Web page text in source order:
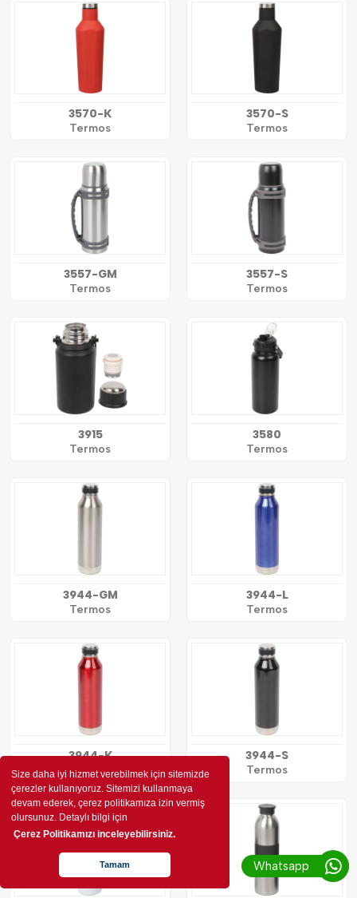
Size daha iyi hizmet verebilmek için sitemizde
çerezler kullanıyoruz. Sitemizi kullanmaya
devam ederek, çerez politikamıza izin vermiş
olursunuz. Detaylı bilgi için
Çerez Politikamızı inceleyebilirsiniz.
Tamam
3570-K
Termos
3570-S
Termos
3557-GM
Termos
3557-S
Termos
3915
Termos
3580
Termos
3944-GM
Termos
3944-L
Termos
3944-K
Termos
3944-S
Termos
Whatsapp